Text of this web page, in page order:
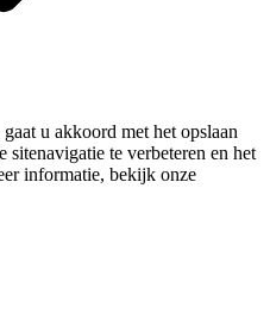
u akkoord met het opslaan
sitenavigatie te verbeteren en het
informatie, bekijk onze